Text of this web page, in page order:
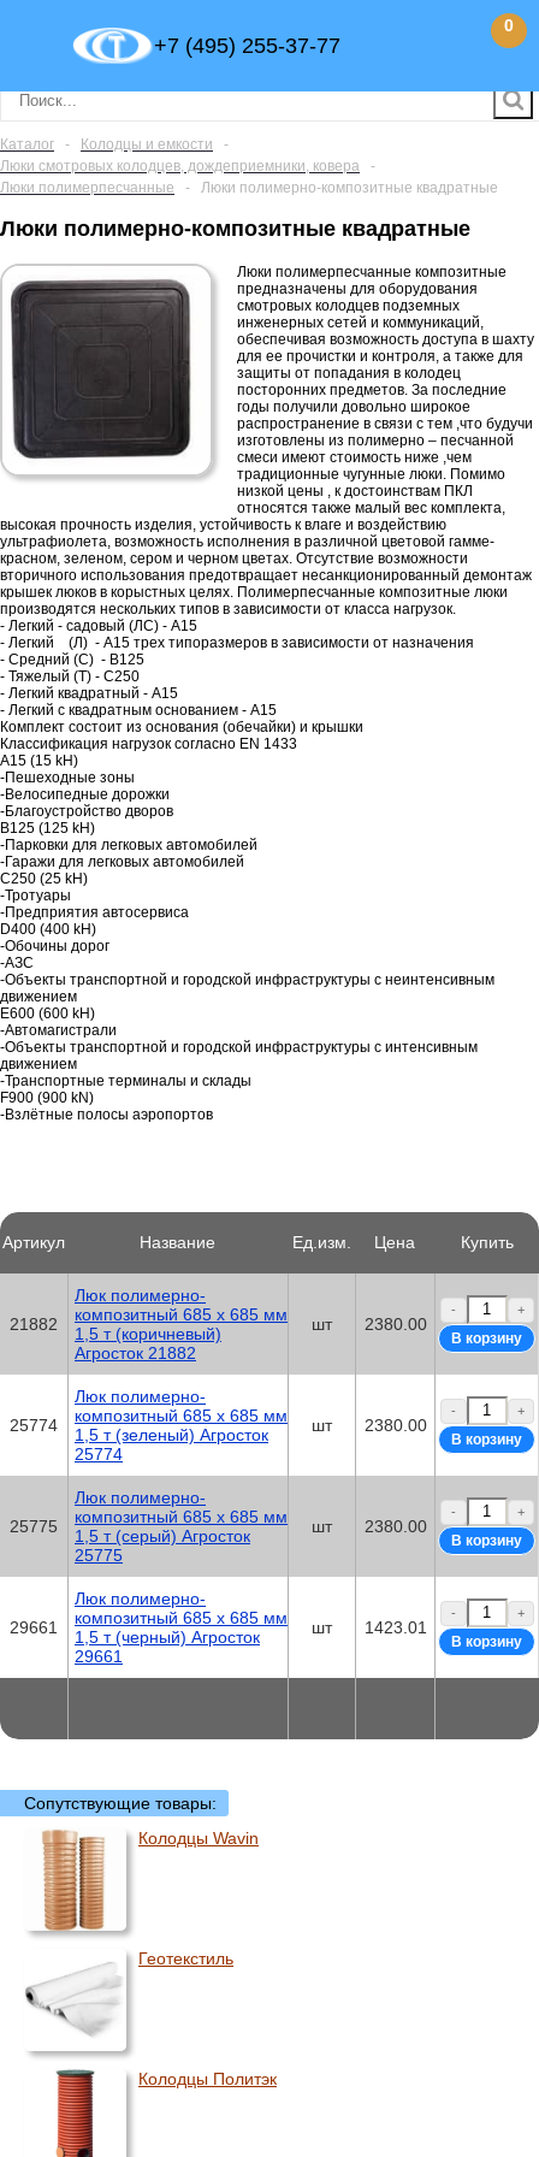
+7 (495) 255-37-77
0
Каталог - Колодцы и емкости
-
Люки смотровых колодцев, дождеприемники, ковера
-
Люки полимерпесчанные
- Люки полимерно-композитные квадратные
Люки полимерно-композитные квадратные
Люки полимерпесчанные композитные
предназначены для оборудования
смотровых колодцев подземных
инженерных сетей и коммуникаций,
обеспечивая возможность доступа в шахту
для ее прочистки и контроля, а также для
защиты от попадания в колодец
посторонних предметов. За последние
годы получили довольно широкое
распространение в связи с тем ,что будучи
изготовлены из полимерно – песчанной
смеси имеют стоимость ниже ,чем
традиционные чугунные люки. Помимо
низкой цены , к достоинствам ПКЛ
относятся также малый вес комплекта,
высокая прочность изделия, устойчивость к влаге и воздействию
ультрафиолета, возможность исполнения в различной цветовой гамме-
красном, зеленом, сером и черном цветах. Отсутствие возможности
вторичного использования предотвращает несанкционированный демонтаж
крышек люков в корыстных целях. Полимерпесчанные композитные люки
производятся нескольких типов в зависимости от класса нагрузок.
- Легкий - садовый (ЛС) - А15
- Легкий (Л) - А15 трех типоразмеров в зависимости от назначения
- Средний (С) - В125
- Тяжелый (Т) - С250
- Легкий квадратный - А15
- Легкий с квадратным основанием - А15
Комплект состоит из основания (обечайки) и крышки
Классификация нагрузок согласно EN 1433
А15 (15 kН)
-Пешеходные зоны
-Велосипедные дорожки
-Благоустройство дворов
В125 (125 kН)
-Парковки для легковых автомобилей
-Гаражи для легковых автомобилей
С250 (25 kН)
-Тротуары
-Предприятия автосервиса
D400 (400 kН)
-Обочины дорог
-АЗС
-Объекты транспортной и городской инфраструктуры с неинтенсивным
движением
Е600 (600 kН)
-Автомагистрали
-Объекты транспортной и городской инфраструктуры с интенсивным
движением
-Транспортные терминалы и склады
F900 (900 kN)
-Взлётные полосы аэропортов
Артикул Название Ед.изм. Цена Купить
21882
Люк полимерно-
композитный 685 х 685 мм
1,5 т (коричневый)
Агросток 21882
шт 2380.00
- +
25774
Люк полимерно-
композитный 685 х 685 мм
1,5 т (зеленый) Агросток
25774
шт 2380.00
- +
25775
Люк полимерно-
композитный 685 х 685 мм
1,5 т (серый) Агросток
25775
шт 2380.00
- +
29661
Люк полимерно-
композитный 685 х 685 мм
1,5 т (черный) Агросток
29661
шт 1423.01
- +
Сопутствующие товары:
Колодцы Wavin
Геотекстиль
Колодцы Политэк